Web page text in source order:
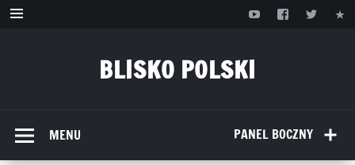
Przejdź
BLISKO POLSKI
PANEL BOCZNY
MENU